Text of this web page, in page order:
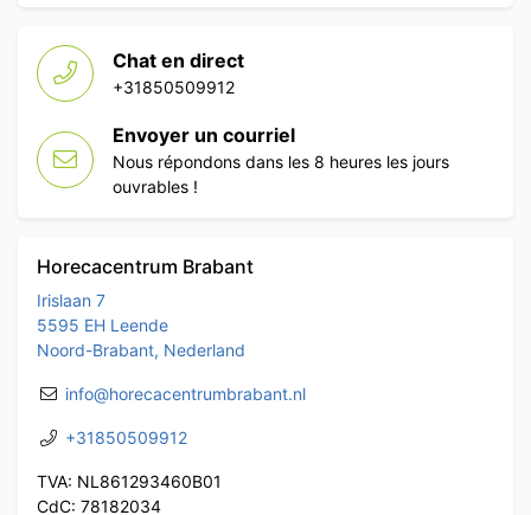
Chat en direct
+31850509912
Envoyer un courriel
Nous répondons dans les 8 heures les jours
ouvrables !
Horecacentrum Brabant
Irislaan 7
5595 EH Leende
Noord-Brabant, Nederland
info@horecacentrumbrabant.nl
+31850509912
TVA: NL861293460B01
CdC: 78182034